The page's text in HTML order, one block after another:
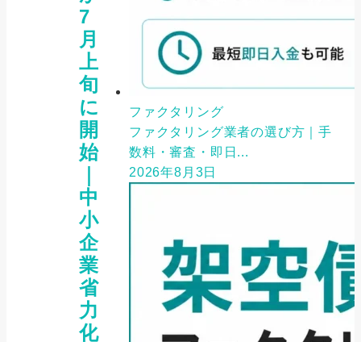
7
月
上
旬
に
開
始
中
小
企
業
省
力
化
ファクタリング
ファクタリング業者の選び方｜手
数料・審査・即日...
2026年8月3日